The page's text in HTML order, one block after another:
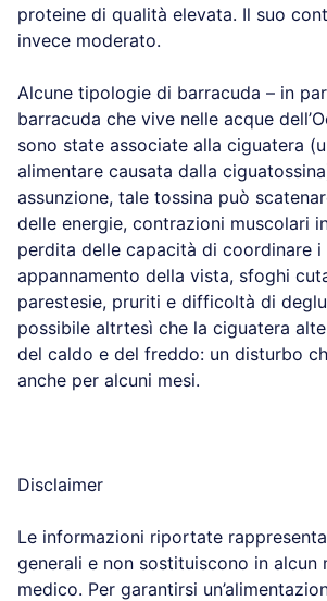
proteine di qualità elevata. Il suo
invece moderato.
Alcune tipologie di barracuda – in
barracuda che vive nelle acque
sono state associate alla ciguatera
alimentare causata dalla
assunzione, tale tossina può
delle energie, contrazioni muscolari
perdita delle capacità di coordinare i
appannamento della vista, sfoghi
parestesie, pruriti e difficoltà di
possibile altrtesì che la ciguatera
del caldo e del freddo: un disturbo
anche per alcuni mesi.
Disclaimer
Le informazioni riportate
generali e non sostituiscono in alcun
medico. Per garantirsi